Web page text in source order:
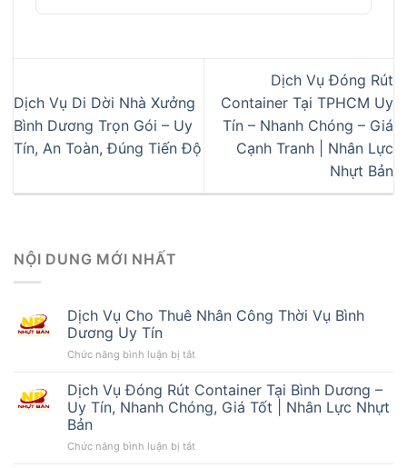
Dịch Vụ Di Dời Nhà Xưởng
Bình Dương Trọn Gói – Uy
Tín, An Toàn, Đúng Tiến Độ
Dịch Vụ Đóng Rút
Container Tại TPHCM Uy
Tín – Nhanh Chóng – Giá
Cạnh Tranh | Nhân Lực
Nhựt Bản
NỘI DUNG MỚI NHẤT
Dịch Vụ Cho Thuê Nhân Công Thời Vụ Bình
Dương Uy Tín
Chức năng bình luận bị tắtở
Vụ
Cho
Thuê
Công
Dịch Vụ Đóng Rút Container Tại Bình Dương –
Uy Tín, Nhanh Chóng, Giá Tốt | Nhân Lực Nhựt
Bản
Chức năng bình luận bị tắtở